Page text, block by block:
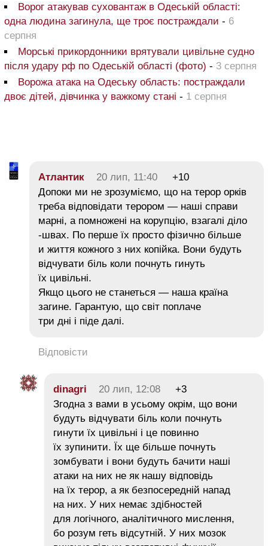
Ворог атакував суховантаж в Одеській області:
одна людина загинула, ще троє постраждали - 6
серпня
Морські прикордонники врятували цивільне судно
після удару рф по Одеській області (фото) - 3 серпня
Ворожа атака на Одеську область: постраждали
двоє дітей, дівчинка у важкому стані - 1 серпня
Атлантик 20 лип, 11:40
+10
Допоки ми не зрозуміємо, що на терор орків
треба відповідати терором — наші справи
марні, а помножені на корупцію, взагалі діло
-швах. По перше їх просто фізично більше
и життя кожного з них копійка. Вони будуть
відчувати біль коли почнуть гинуть
їх цивільні.
Якщо цього не станеться — наша країна
загине. Гарантую, що світ поплаче
три дні і піде далі.
Відповісти
dinagri 20 лип, 12:08
+3
Згодна з вами в усьому окрім, що вони
будуть відчувати біль коли почнуть
гинути їх цивільні і це повинно
їх зупинити. Їх ще більше почнуть
зомбувати і вони будуть бачити наші
атаки на них не як нашу відповідь
на їх терор, а як безпосередній напад
на них. У них немає здібностей
для логічного, аналітичного мислення,
бо розум геть відсутній. У них мозок